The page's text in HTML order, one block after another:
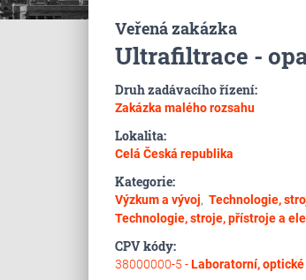
Veřená zakázka
Ultrafiltrace -
Druh zadávacího řízení:
Zakázka malého rozsahu
Lokalita:
Celá Česká republika
Kategorie:
Výzkum a vývoj, Technologie,
Technologie, stroje, přístroje a
CPV kódy:
38000000-5 -Laboratorní,